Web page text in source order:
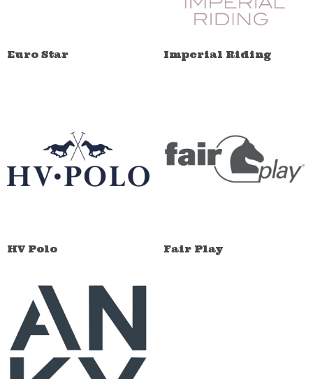
Euro Star Imperial Riding
HV Polo Fair Play